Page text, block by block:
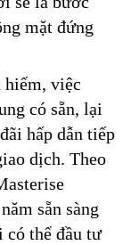
mặt đứng
hiếm, việc
có sẵn, lại
hấp dẫn tiếp
dịch. Theo
sẵn sàng
có thể đầu tư